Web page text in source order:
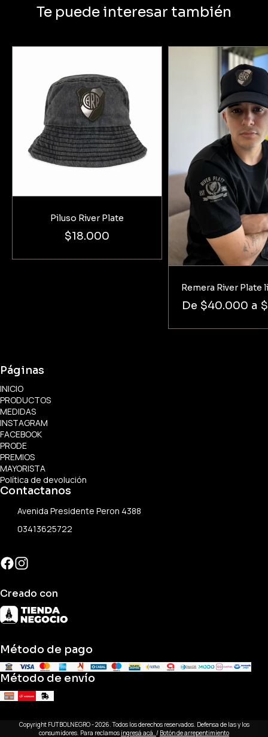
Te puede interesar también
Piluso River Plate
$18.000
Remera River Plate
De $40.000 a
Páginas
INICIO
PRODUCTOS
MEDIDAS
INSTAGRAM
FACEBOOK
PRODE
PREMIOS
MAYORISTA
Política de devolución
Contactanos
Avenida Presidente Peron 4388
03413625722
Creado con
Método de pago
Método de envío
Copyright FUTBOLNEGRO - 2026. Todos los derechos reservados. Defensa de las y los
consumidores. Para reclamos ingresá acá. / Botón de arrepentimiento